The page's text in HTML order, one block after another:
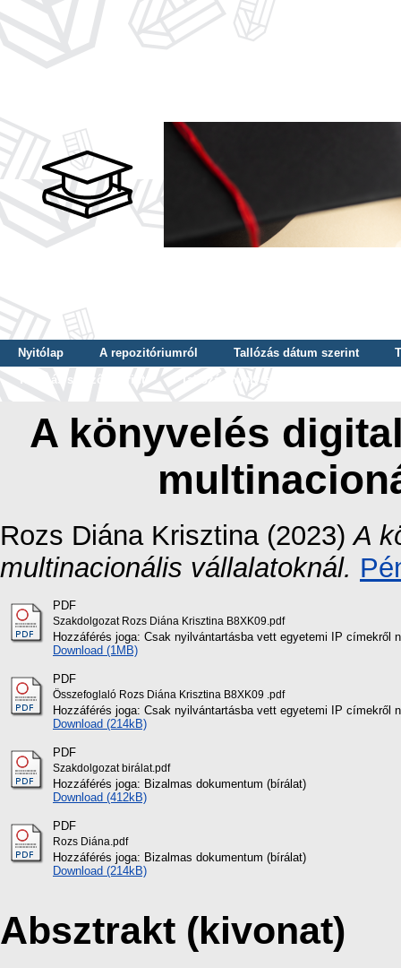
Nyitólap A repozitóriumról Tallózás dátum szerint
Tallózás szerző szerint
Tallózás nyelv szerint
A könyvelés
Rozs Diána Krisztina (2023)A
multinacionális vállalatoknál.
PDF
Szakdolgozat Rozs Diána Krisztina B8XK09.pdf
Hozzáférés joga: Csak nyilvántartásba vett egyetemi IP címekről
Download (1MB)
PDF
Összefoglaló Rozs Diána Krisztina B8XK09 .pdf
Hozzáférés joga: Csak nyilvántartásba vett egyetemi IP címekről
Download (214kB)
PDF
Szakdolgozat birálat.pdf
Hozzáférés joga: Bizalmas dokumentum (bírálat)
Download (412kB)
PDF
Rozs Diána.pdf
Hozzáférés joga: Bizalmas dokumentum (bírálat)
Download (214kB)
Absztrakt (kivonat)